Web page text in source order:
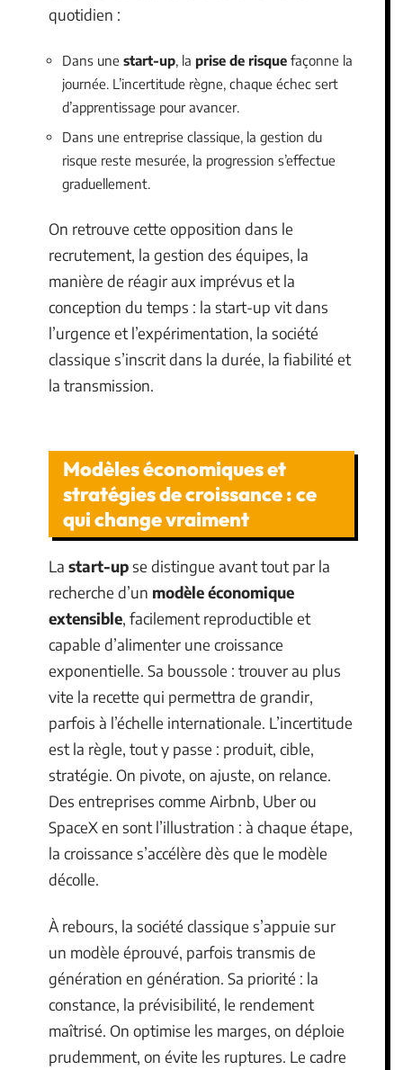
quotidien :
Dans une start-up, la prise de risque façonne la
journée. L’incertitude règne, chaque échec sert
d’apprentissage pour avancer.
Dans une entreprise classique, la gestion du
risque reste mesurée, la progression s’effectue
graduellement.
On retrouve cette opposition dans le
recrutement, la gestion des équipes, la
manière de réagir aux imprévus et la
conception du temps : la start-up vit dans
l’urgence et l’expérimentation, la société
classique s’inscrit dans la durée, la fiabilité et
la transmission.
Modèles économiques et
stratégies de croissance : ce
qui change vraiment
La start-upse distingue avant tout par la
recherche d’un modèle économique
extensible, facilement reproductible et
capable d’alimenter une croissance
exponentielle. Sa boussole : trouver au plus
vite la recette qui permettra de grandir,
parfois à l’échelle internationale. L’incertitude
est la règle, tout y passe : produit, cible,
stratégie. On pivote, on ajuste, on relance.
Des entreprises comme Airbnb, Uber ou
SpaceX en sont l’illustration : à chaque étape,
la croissance s’accélère dès que le modèle
décolle.
À rebours, la société classique s’appuie sur
un modèle éprouvé, parfois transmis de
génération en génération. Sa priorité : la
constance, la prévisibilité, le rendement
maîtrisé. On optimise les marges, on déploie
prudemment, on évite les ruptures. Le cadre